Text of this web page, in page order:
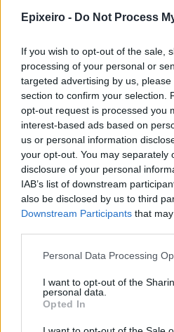
Epixeiro - Do Not Process
If you wish to opt-out of the sale,
processing of your personal or
targeted advertising by us,
section to confirm your selection.
opt-out request is processed you
interest-based ads based on
us or personal information
your opt-out. You may separately
disclosure of your personal
IAB’s list of downstream
also be disclosed by us to third
Downstream Participants that
Personal Data Processing
I want to opt-out of the
personal data.
Opted In
Επιτέλους, είπε «κάνουμε
χώρα σαν την Ελλάδα:
σιδηροδρομικό μας δίκτυο
λιμάνια μας κι έτσι δίνουμε
και στα δύο, και στο
Μιλάμε για έργα που
ασφάλεια τα λιμάνια της
Πάτρας, της
της Ραφήνας».
Όπως εξήγησε, με τα
Πειραιάς θα είναι η πύλη
της Ασίας, η Θεσσαλονίκη
όλα τα Βαλκάνια και το
Αλεξανδρούπολης να έχει
Καταλήγοντας, ο κ.
έργα είναι ενταγμένα σε